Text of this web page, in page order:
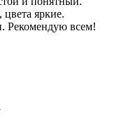
яркие.
Рекомендую всем!